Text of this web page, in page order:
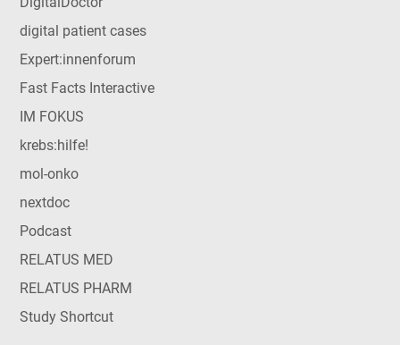
digital patient cases
Expert:innenforum
Fast Facts Interactive
IM FOKUS
krebs:hilfe!
mol-onko
nextdoc
Podcast
RELATUS MED
RELATUS PHARM
Study Shortcut